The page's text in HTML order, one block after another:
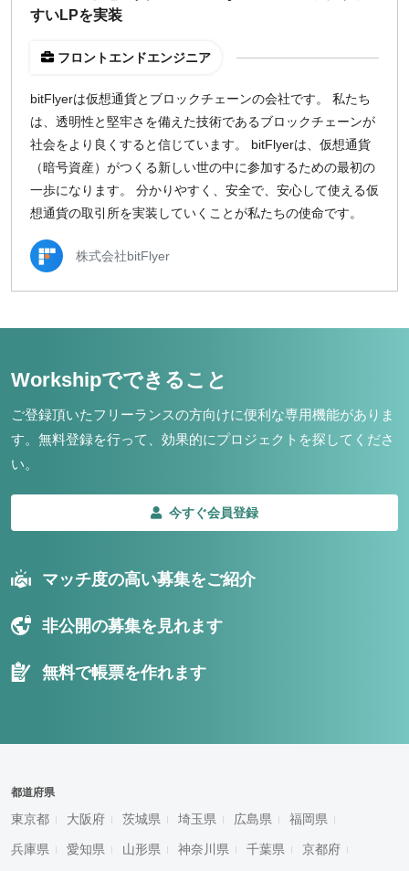
すいLPを実装
フロントエンドエンジニア
bitFlyerは仮想通貨とブロックチェーンの会社です。 私たち
は、透明性と堅牢さを備えた技術であるブロックチェーンが
社会をより良くすると信じています。 bitFlyerは、仮想通貨
（暗号資産）がつくる新しい世の中に参加するための最初の
一歩になります。 分かりやすく、安全で、安心して使える仮
想通貨の取引所を実装していくことが私たちの使命です。
株式会社bitFlyer
Workshipでできること
ご登録頂いたフリーランスの方向けに便利な専用機能がありま
す。 無料登録を行って、効果的にプロジェクトを探してくださ
い。
今すぐ会員登録
マッチ度の高い募集をご紹介
非公開の募集を見れます
無料で帳票を作れます
都道府県
東京都 大阪府 茨城県 埼玉県 広島県 福岡県
兵庫県 愛知県 山形県 神奈川県 千葉県 京都府